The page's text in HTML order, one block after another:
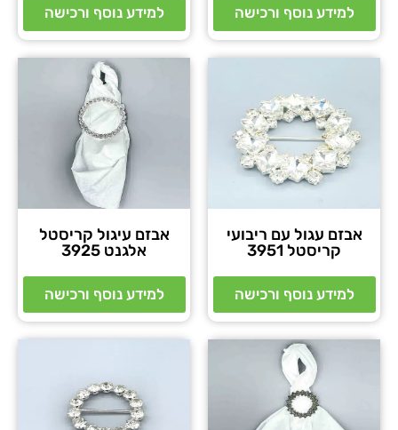
למידע נוסף ורכישה למידע נוסף ורכישה
אבזם עגול עם ריבועי
קריסטל 3951
למידע נוסף ורכישה
אבזם עיגול קריסטל
אלגנט 3925
למידע נוסף ורכישה